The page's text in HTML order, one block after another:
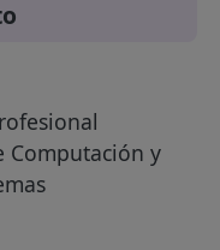
Computación y